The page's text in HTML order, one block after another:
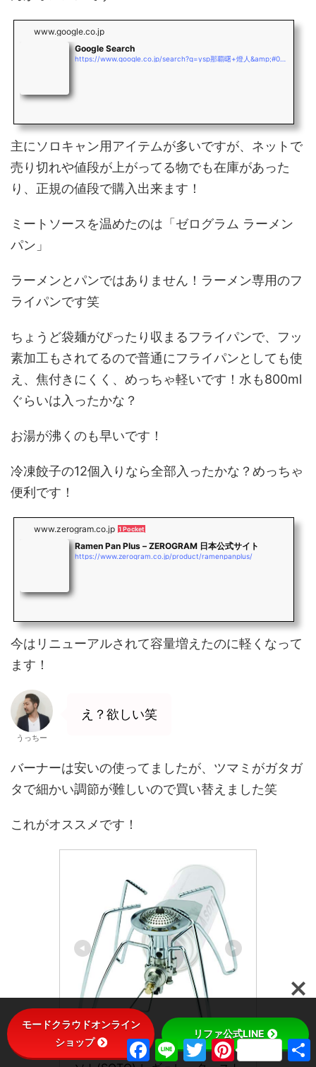
www.google.co.jp
Google Search
主にソロキャン用アイテムが多いですが、ネットで
売り切れや値段が上がってる物でも在庫があった
り、正規の値段で購入出来ます！
ミートソースを温めたのは「ゼログラム ラーメン
パン」
ラーメンとパンではありません！ラーメン専用のフ
ライパンです笑
ちょうど袋麺がぴったり収まるフライパンで、フッ
素加工もされてるので普通にフライパンとしても使
え、焦付きにくく、めっちゃ軽いです！水も800ml
ぐらいは入ったかな？
お湯が沸くのも早いです！
冷凍餃子の12個入りなら全部入ったかな？めっちゃ
便利です！
www.zerogram.co.jp 1 Pocket
Ramen Pan Plus – ZEROGRAM 日本公式サイト
https://www.zerogram.co.jp/product/ramenpanplus/
今はリニューアルされて容量増えたのに軽くなって
ます！
うっちー
え？欲しい笑
バーナーは安いの使ってましたが、ツマミがガタガ
タで細かい調節が難しいので買い替えました笑
これがオススメです！
ソト(SOTO)
F
a
L
i
T
w
P
i
モードクラウドオンライン
ショップ
リファ公式LINE